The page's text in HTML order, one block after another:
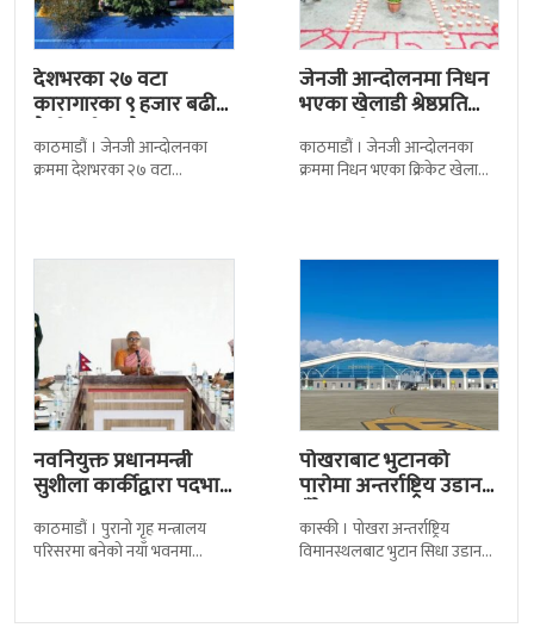
देशभरका २७ वटा
कारागारका ९ हजार बढी
कैदीबन्दी अझै फरार
काठमाडौं । जेनजी आन्दोलनका
क्रममा देशभरका २७ वटा
जेनजी आन्दोलनमा निधन
भएका खेलाडी श्रेष्ठप्रति
श्रद्धाञ्जली
काठमाडौं । जेनजी आन्दोलनका
क्रममा निधन भएका क्रिकेट खेलाडी
नवनियुक्त प्रधानमन्त्री
सुशीला कार्कीद्वारा पदभार
काठमाडौं । पुरानो गृह मन्त्रालय
परिसरमा बनेको नयाँ भवनमा
नवनियुक्त
पोखराबाट भुटानको
पारोमा अन्तर्राष्ट्रिय उडान
हुँदै
कास्की । पोखरा अन्तर्राष्ट्रिय
विमानस्थलबाट भुटान सिधा उडान
लागेको हो